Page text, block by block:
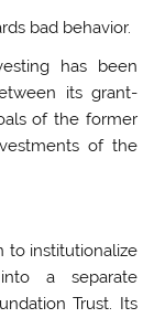
bad behavior.
has been
its grant-
of the former
of the
to institutionalize
a separate
Trust. Its